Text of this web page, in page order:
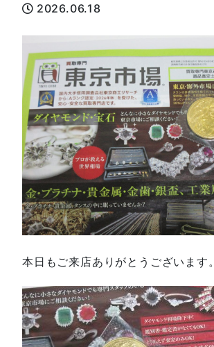
2026.06.18
本日もご来店ありがとうございます。